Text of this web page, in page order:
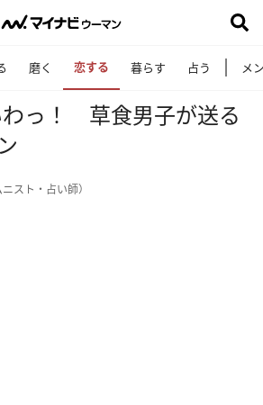
磨く 恋する 暮らす 占う メ
っ！ 草食男子が送る
スト・占い師）